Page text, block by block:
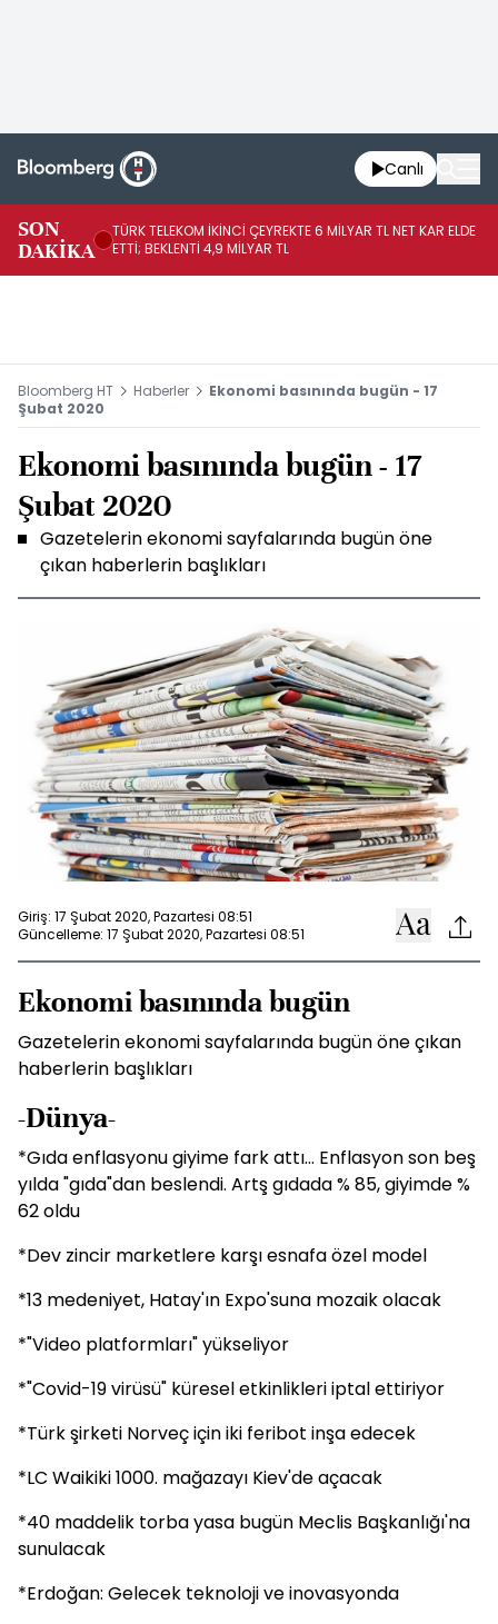
Canlı
SON
DAKİKA
TÜRK TELEKOM İKİNCİ ÇEYREKTE 6 MİLYAR TL NET KAR ELDE
ETTİ; BEKLENTİ 4,9 MİLYAR TL
Bloomberg HT Haberler
Ekonomi basınında bugün - 17
Şubat 2020
Ekonomi basınında bugün - 17
Şubat 2020
Gazetelerin ekonomi sayfalarında bugün öne
çıkan haberlerin başlıkları
Giriş: 17 Şubat 2020, Pazartesi 08:51
Güncelleme: 17 Şubat 2020, Pazartesi 08:51
Ekonomi basınında bugün
Gazetelerin ekonomi sayfalarında bugün öne çıkan
haberlerin başlıkları
-Dünya-
*Gıda enflasyonu giyime fark attı... Enflasyon son beş
yılda "gıda"dan beslendi. Artş gıdada % 85, giyimde %
62 oldu
*Dev zincir marketlere karşı esnafa özel model
*13 medeniyet, Hatay'ın Expo'suna mozaik olacak
*"Video platformları" yükseliyor
*"Covid-19 virüsü" küresel etkinlikleri iptal ettiriyor
*Türk şirketi Norveç için iki feribot inşa edecek
*LC Waikiki 1000. mağazayı Kiev'de açacak
*40 maddelik torba yasa bugün Meclis Başkanlığı'na
sunulacak
*Erdoğan: Gelecek teknoloji ve inovasyonda